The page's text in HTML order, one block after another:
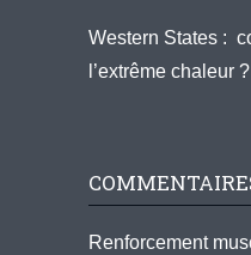
Western States :
l’extrême chaleur ?
Renforcement